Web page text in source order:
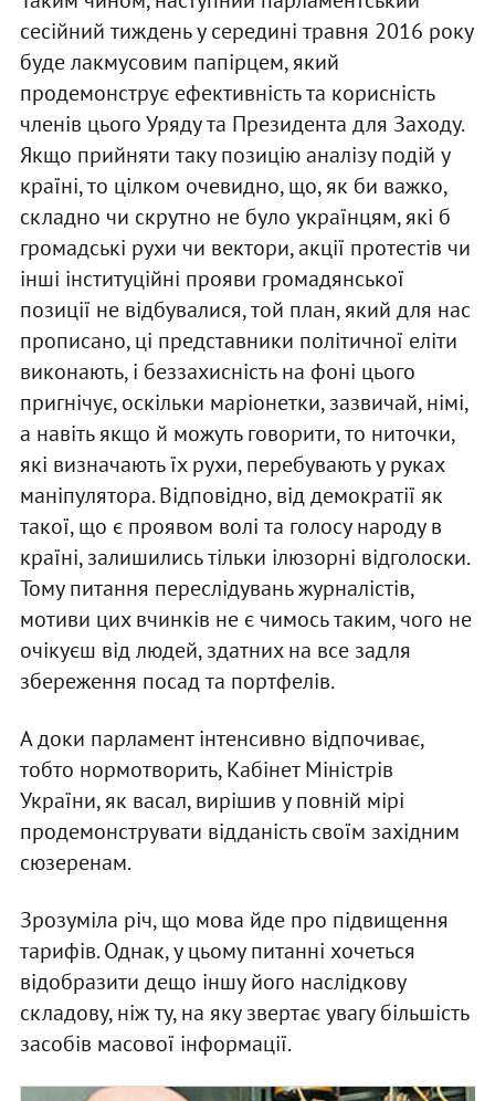
сесійний тиждень у середині травня 2016 року
буде лакмусовим папірцем, який
продемонструє ефективність та корисність
членів цього Уряду та Президента для Заходу.
Якщо прийняти таку позицію аналізу подій у
країні, то цілком очевидно, що, як би важко,
складно чи скрутно не було українцям, які б
громадські рухи чи вектори, акції протестів чи
інші інституційні прояви громадянської
позиції не відбувалися, той план, який для нас
прописано, ці представники політичної еліти
виконають, і беззахисність на фоні цього
пригнічує, оскільки маріонетки, зазвичай, німі,
а навіть якщо й можуть говорити, то ниточки,
які визначають їх рухи, перебувають у руках
маніпулятора. Відповідно, від демократії як
такої, що є проявом волі та голосу народу в
країні, залишились тільки ілюзорні відголоски.
Тому питання переслідувань журналістів,
мотиви цих вчинків не є чимось таким, чого не
очікуєш від людей, здатних на все задля
збереження посад та портфелів.
А доки парламент інтенсивно відпочиває,
тобто нормотворить, Кабінет Міністрів
України, як васал, вирішив у повній мірі
продемонструвати відданість своїм західним
сюзеренам.
Зрозуміла річ, що мова йде про підвищення
тарифів. Однак, у цьому питанні хочеться
відобразити дещо іншу його наслідкову
складову, ніж ту, на яку звертає увагу більшість
засобів масової інформації.